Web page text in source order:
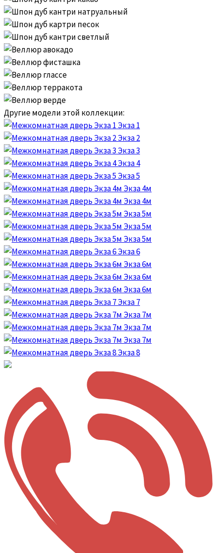
Другие модели этой коллекции:
Экза 1
Экза 2
Экза 3
Экза 4
Экза 5
Экза 4м
Экза 4м
Экза 5м
Экза 5м
Экза 5м
Экза 6
Экза 6м
Экза 6м
Экза 6м
Экза 7
Экза 7м
Экза 7м
Экза 7м
Экза 8